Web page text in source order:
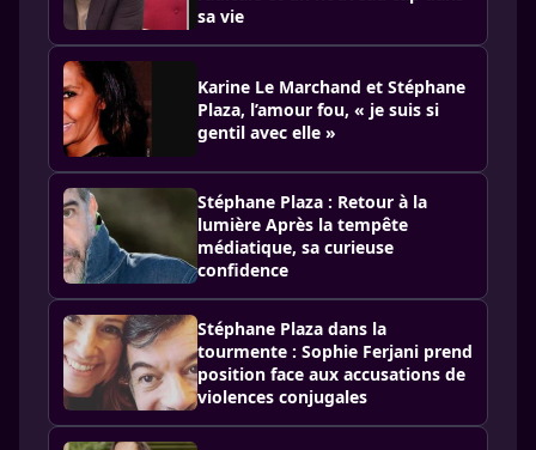
sa vie
Karine Le Marchand et Stéphane
Plaza, l’amour fou, « je suis si
gentil avec elle »
Stéphane Plaza : Retour à la
lumière Après la tempête
médiatique, sa curieuse
confidence
Stéphane Plaza dans la
tourmente : Sophie Ferjani prend
position face aux accusations de
violences conjugales